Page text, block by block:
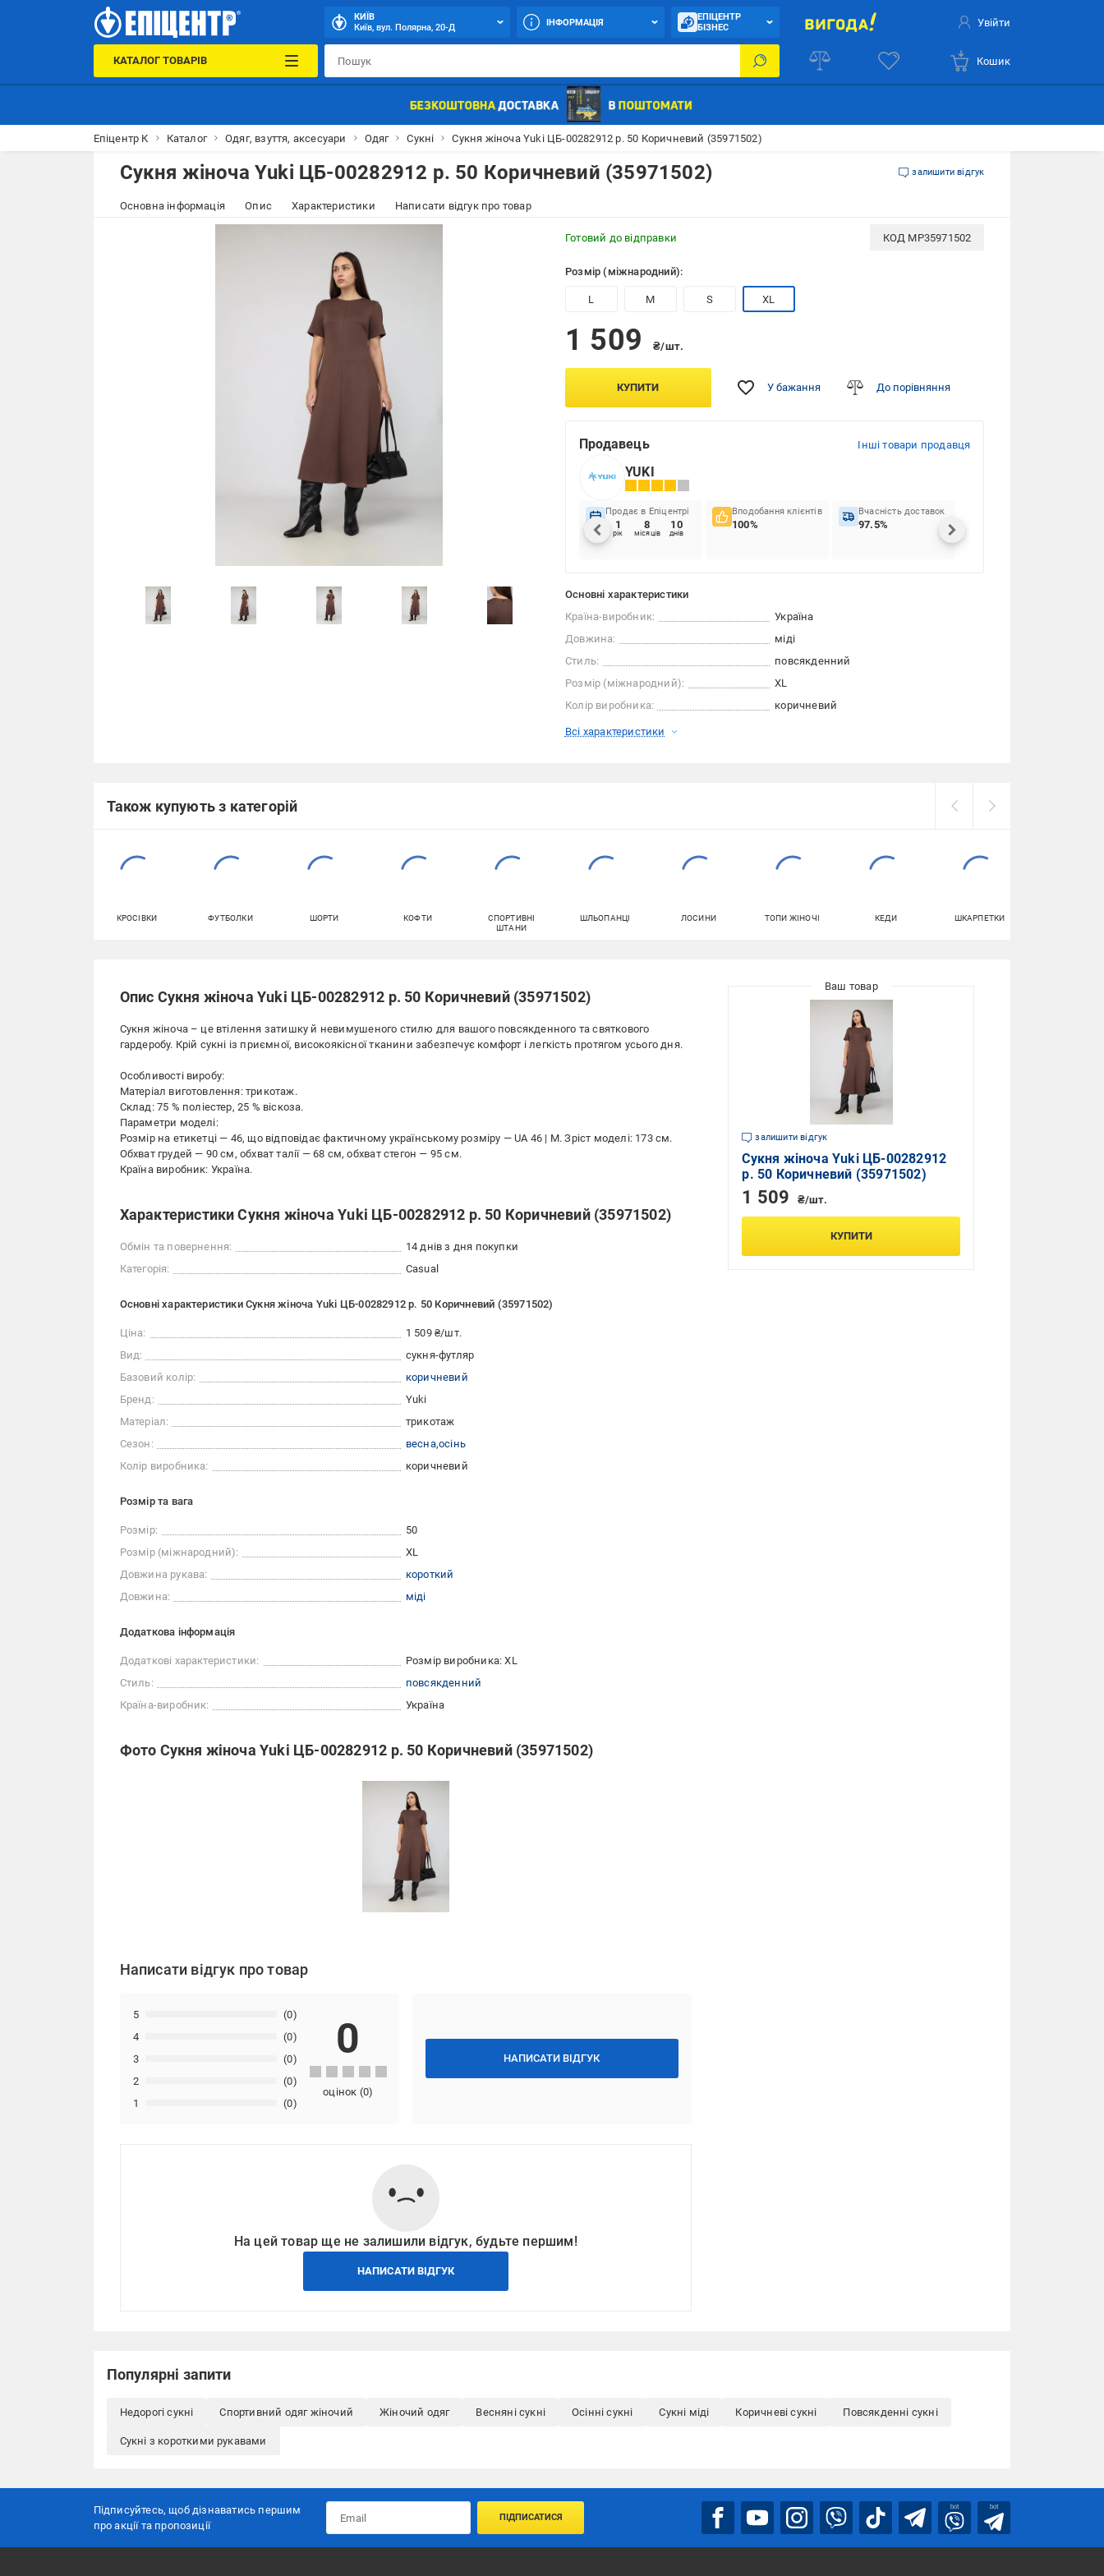
КИЇВ
Київ, вул. Полярна, 20-Д
ІНФОРМАЦІЯ
ЕПІЦЕНТР
БІЗНЕС
Увійти
КАТАЛОГ ТОВАРІВ Кошик
Епіцентр К Каталог Одяг, взуття, аксесуари Одяг Сукні Сукня жіноча Yuki ЦБ-00282912 р. 50 Коричневий (35971502)
Сукня жіноча Yuki ЦБ-00282912 р. 50 Коричневий (35971502) залишити відгук
Основна інформація Опис Характеристики Написати відгук про товар
Готовий до відправки КОД MP35971502
Розмір (міжнародний):
L M S XL
1 509 ₴/шт.
КУПИТИ У бажання До порівняння
Продавець Інші товари продавця
YUKI
Продає в Епіцентрі
1
рік
8
місяців
10
днів
Вподобання клієнтів
100%
Вчасність доставок
97.5%
Основні характеристики
Країна-виробник:
Україна
Довжина:
міді
Стиль:
повсякденний
Розмір (міжнародний):
XL
Колір виробника:
коричневий
Всі характеристики
Також купують з категорій
КРОСІВКИ ФУТБОЛКИ ШОРТИ КОФТИ
СПОРТИВНІ
ШТАНИ
ШЛЬОПАНЦІ ЛОСИНИ ТОПИ ЖІНОЧІ КЕДИ ШКАРПЕТКИ
Опис Сукня жіноча Yuki ЦБ-00282912 р. 50 Коричневий (35971502)
Сукня жіноча – це втілення затишку й невимушеного стилю для вашого повсякденного та святкового
гардеробу. Крій сукні із приємної, високоякісної тканини забезпечує комфорт і легкість протягом усього дня.
Особливості виробу:
Матеріал виготовлення: трикотаж.
Склад: 75 % поліестер, 25 % віскоза.
Параметри моделі:
Розмір на етикетці — 46, що відповідає фактичному українському розміру — UA 46 | М. Зріст моделі: 173 см.
Обхват грудей — 90 см, обхват талії — 68 см, обхват стегон — 95 см.
Країна виробник: Україна.
Характеристики Сукня жіноча Yuki ЦБ-00282912 р. 50 Коричневий (35971502)
Обмін та повернення:
14 днів з дня покупки
Категорія:
Casual
Основні характеристики Сукня жіноча Yuki ЦБ-00282912 р. 50 Коричневий (35971502)
Ціна:
1 509 ₴/шт.
Вид:
сукня-футляр
Базовий колір:
коричневий
Бренд:
Yuki
Матеріал:
трикотаж
Сезон:
весна осінь
Колір виробника:
коричневий
Розмір та вага
Розмір:
50
Розмір (міжнародний):
XL
Довжина рукава:
короткий
Довжина:
міді
Додаткова інформація
Додаткові характеристики:
Розмір виробника: XL
Стиль:
повсякденний
Країна-виробник:
Україна
Фото Сукня жіноча Yuki ЦБ-00282912 р. 50 Коричневий (35971502)
Написати відгук про товар
НАПИСАТИ ВІДГУК
1 (0)
2 (0)
3 (0)
4 (0)
5 (0)
0
оцінок (0)
На цей товар ще не залишили відгук, будьте першим!
НАПИСАТИ ВІДГУК
залишити відгук
Сукня жіноча Yuki ЦБ-00282912
р. 50 Коричневий (35971502)
1 509 ₴/шт.
КУПИТИ
Популярні запити
Недорогі сукні Спортивний одяг жіночий Жіночий одяг Весняні сукні Осінні сукні Сукні міді Коричневі сукні Повсякденні сукні
Сукні з короткими рукавами
Підписуйтесь, щоб дізнаватись першим
про акції та пропозиції
ПІДПИСАТИСЯ
bot bot